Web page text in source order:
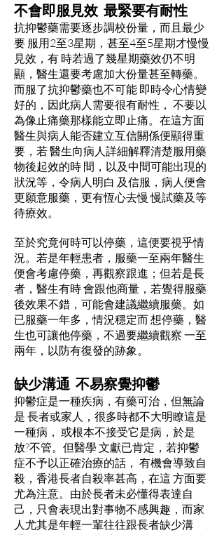
不會即服見效 最緊要有耐性
抗抑鬱藥需要逐步調校份量，而且最少
要 服用2至3星期，甚至4至5星期才慢慢
見效，有 時若過了幾星期藥效仍不明
顯，醫生還要考慮加大份量甚至轉藥。
而服了抗抑鬱藥也不可能 即時令心情變
好的，因此病人需要很有耐性， 不要以
為像止痛藥那樣能立即止痛。在這方面
醫生與病人能否建立互信關係便顯得重
要，若 醫生向病人詳細解釋清楚服用藥
物後起效的時 間，以及中間可能出現的
狀況等，令病人明白 及信服，病人便會
更願意服藥，更有恆心去慢 慢試藥及等
待療效。
至於究竟何時可以停藥，這便要視乎情
況。若是年輕患者，服藥一至兩年醫生
便會考慮停藥，再觀察跟進；但若是長
者，醫生有時 會跟他商量，若覺得服藥
後效果不錯，可能會建議繼續服藥。如
已服藥一年多，情況穩定而 想停藥，醫
生也可讓他停藥，不過要繼續觀察 一至
兩年，以防有復發的跡象。
缺少溝通 不易察覺抑鬱
抑鬱症是一種疾病，有藥可治，但無論
是 長者或家人，很多時都不大明瞭這是
一種病， 或根本不接受它是病，於是
放?不管。但醫學 文獻已肯定，若抑鬱
症不予以正確治療的話， 有機會導致自
殺，香港長者自殺率甚高，在這 方面要
尤為注意。由於長者未必懂得表達自
己，只會表現出對事物不感興趣，而家
人尤其是年輕一輩往往跟長者缺少溝